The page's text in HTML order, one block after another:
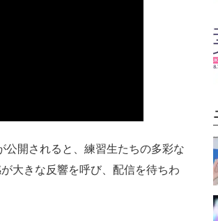
開されると、練習生たちの多彩な
大きな反響を呼び、配信を待ちわ